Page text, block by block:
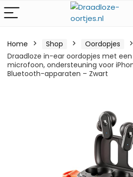
Home Shop Oordopjes
Draadloze in-ear oordopjes met
microfoon, ondersteuning voor
Bluetooth-apparaten – Zwart